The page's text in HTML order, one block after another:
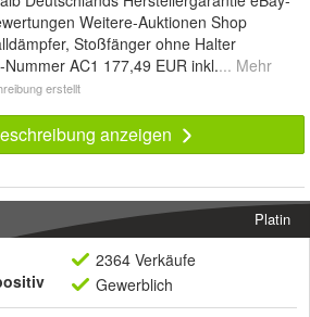
Weitere-Auktionen Shop
Stoßfänger ohne Halter
AC1 177,49 EUR inkl.... Mehr
erstellt
anzeigen
Platin
2364 Verkäufe
Gewerblich